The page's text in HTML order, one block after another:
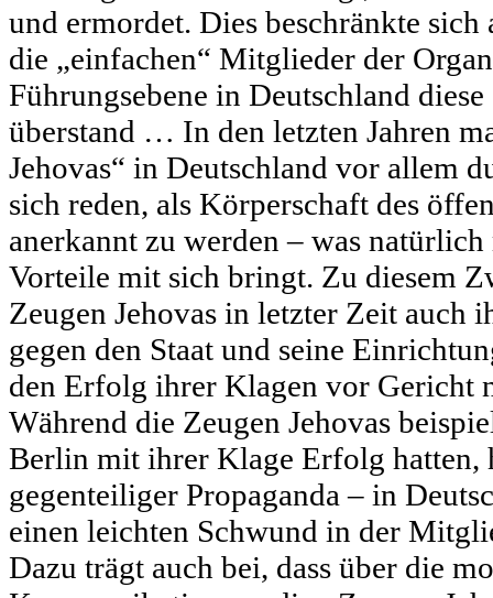
und ermordet. Dies beschränkte
die „einfachen“ Mitglieder der
Führungsebene in Deutschland
überstand … In den letzten Jahren
Jehovas“ in Deutschland vor allem
sich reden, als Körperschaft des
anerkannt zu werden – was
Vorteile mit sich bringt. Zu diesem
Zeugen Jehovas in letzter Zeit auch
gegen den Staat und seine
den Erfolg ihrer Klagen vor Gericht
Während die Zeugen Jehovas
Berlin mit ihrer Klage Erfolg hatten,
gegenteiliger Propaganda – in
einen leichten Schwund in der
Dazu trägt auch bei, dass über die